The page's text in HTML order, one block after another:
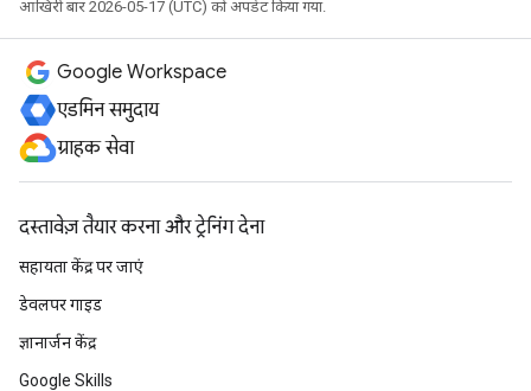
आखिरी बार 2026-05-17 (UTC) को अपडेट किया गया.
Google Workspace
एडमिन समुदाय
ग्राहक सेवा
दस्तावेज़ तैयार करना और ट्रेनिंग देना
सहायता केंद्र पर जाएं
डेवलपर गाइड
ज्ञानार्जन केंद्र
Google Skills